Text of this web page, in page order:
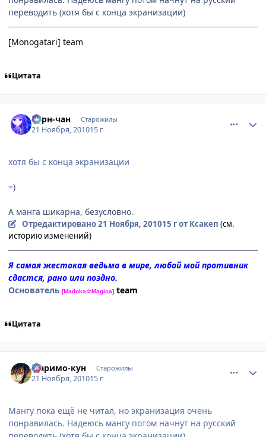
переводить (хотя бы с конца экранизации)
[Monogatari] team
Цитата
Берн-чан Старожилы
21 Ноября, 201015 г
хотя бы с конца экранизации
=)
А манга шикарна, безусловно.
Отредактировано21 Ноября, 201015 гот Ксакеп (см.
историю изменений)
Я самая жестокая ведьма в мире, любой мой противник
сдастся, рано или поздно.
Основатель [Madoka☆Magica] team
Цитата
Маримо-кун Старожилы
21 Ноября, 201015 г
Мангу пока ещё не читал, но экранизация очень
понравилась. Надеюсь мангу потом начнут на русский